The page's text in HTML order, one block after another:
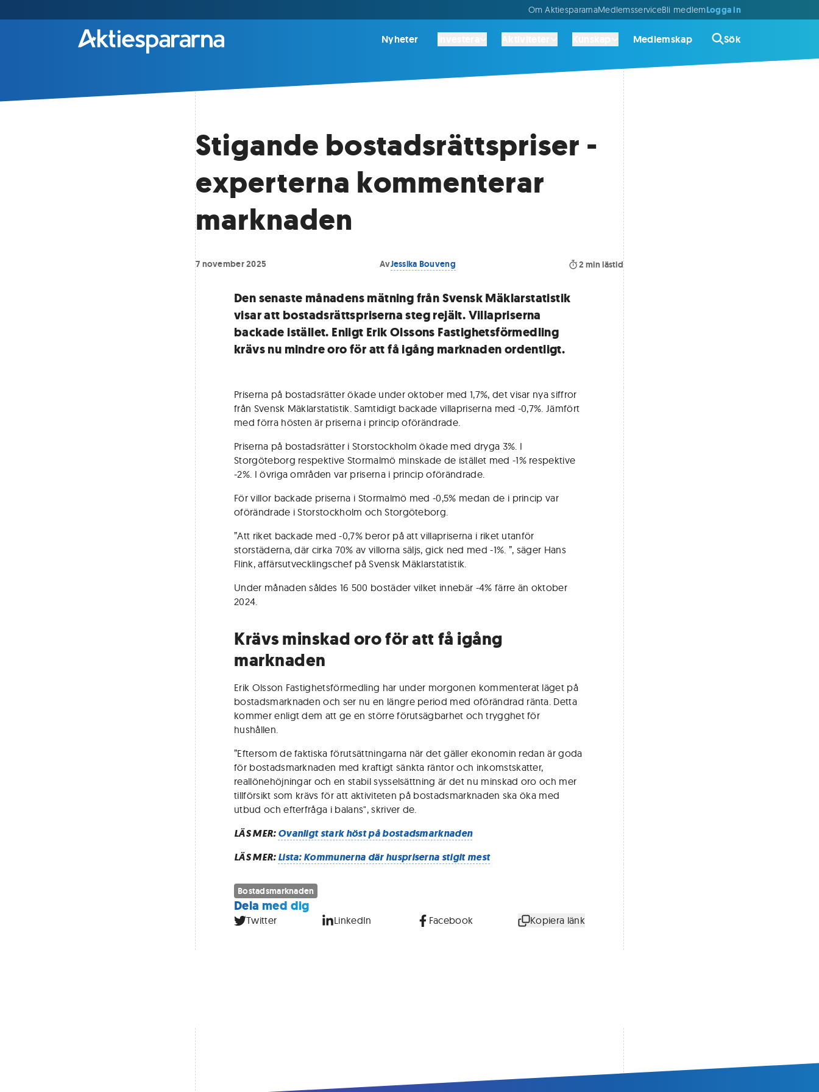
Om AktiespararnaMedlemsserviceBli medlemLogga in
Nyheter Medlemskap Sök
Stigande bostadsrättspriser -
experterna kommenterar
marknaden
7 november 2025 AvJessika Bouveng 2 min lästid
Den senaste månadens mätning från Svensk Mäklarstatistik
visar att bostadsrättspriserna steg rejält. Villapriserna
backade istället. Enligt Erik Olssons Fastighetsförmedling
krävs nu mindre oro för att få igång marknaden ordentligt.
Priserna på bostadsrätter ökade under oktober med 1,7%, det visar nya siffror
från Svensk Mäklarstatistik. Samtidigt backade villapriserna med -0,7%. Jämfört
med förra hösten är priserna i princip oförändrade.
Priserna på bostadsrätter i Storstockholm ökade med dryga 3%. I
Storgöteborg respektive Stormalmö minskade de istället med -1% respektive
-2%. I övriga områden var priserna i princip oförändrade.
För villor backade priserna i Stormalmö med -0,5% medan de i princip var
oförändrade i Storstockholm och Storgöteborg.
”Att riket backade med -0,7% beror på att villapriserna i riket utanför
storstäderna, där cirka 70% av villorna säljs, gick ned med -1%. ”, säger Hans
Flink, affärsutvecklingschef på Svensk Mäklarstatistik.
Under månaden såldes 16 500 bostäder vilket innebär -4% färre än oktober
2024.
Krävs minskad oro för att få igång
marknaden
Erik Olsson Fastighetsförmedling har under morgonen kommenterat läget på
bostadsmarknaden och ser nu en längre period med oförändrad ränta. Detta
kommer enligt dem att ge en större förutsägbarhet och trygghet för
hushållen.
”Eftersom de faktiska förutsättningarna när det gäller ekonomin redan är goda
för bostadsmarknaden med kraftigt sänkta räntor och inkomstskatter,
reallönehöjningar och en stabil sysselsättning är det nu minskad oro och mer
tillförsikt som krävs för att aktiviteten på bostadsmarknaden ska öka med
utbud och efterfråga i balans", skriver de.
LÄS MER:Ovanligt stark höst på bostadsmarknaden
LÄS MER:Lista: Kommunerna där huspriserna stigit mest
Bostadsmarknaden
Dela med dig
Twitter LinkedIn Facebook Kopiera länk